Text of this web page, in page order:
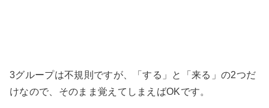
3グループは不規則ですが、「する」と「来る」の2つだ
けなので、そのまま覚えてしまえばOKです。